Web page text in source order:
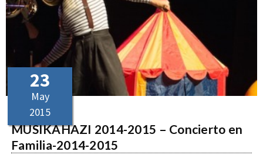
MUSIKAHAZI 2014-2015 – Concierto en
Familia-2014-2015
23
May
2015